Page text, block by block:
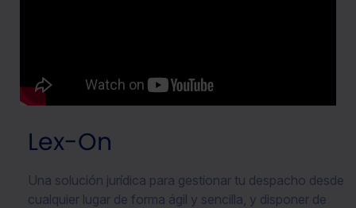
Lex-On
Una solución jurídica para gestionar tu despacho desde
cualquier lugar de forma ágil y sencilla, y disponer de